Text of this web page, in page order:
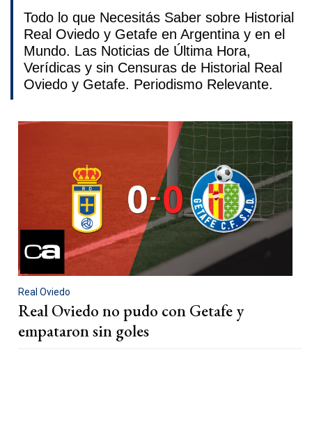
Todo lo que Necesitás Saber sobre Historial
Real Oviedo y Getafe en Argentina y en el
Mundo. Las Noticias de Última Hora,
Verídicas y sin Censuras de Historial Real
Oviedo y Getafe. Periodismo Relevante.
Real Oviedo
Real Oviedo no pudo con Getafe y
empataron sin goles